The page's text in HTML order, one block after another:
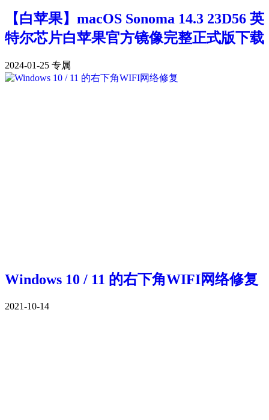
【白苹果】macOS Sonoma 14.3 23D56 英
特尔芯片白苹果官方镜像完整正式版下载
2024-01-25 专属
Windows 10 / 11 的右下角WIFI网络修复
2021-10-14